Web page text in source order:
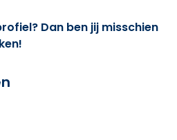
Dan ben jij misschien